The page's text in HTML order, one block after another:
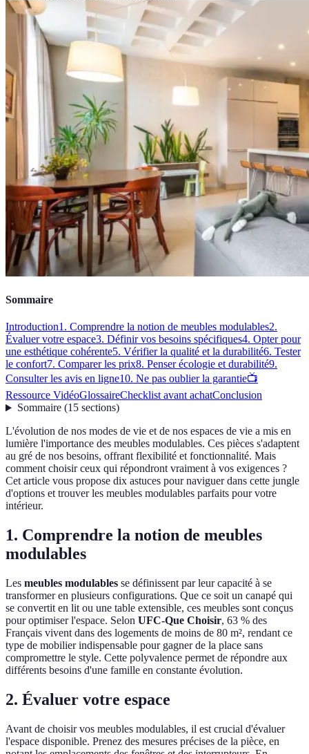
Sommaire
Introduction1. Comprendre la notion de meubles modulables2.
Évaluer votre espace3. Définir vos besoins spécifiques4. Opter pour
une esthétique cohérente5. Vérifier la qualité et la durabilité6. Tester
le confort7. Comparer les prix8. Penser écologie et durabilité9.
Consulter les avis en ligne10. Ne pas oublier la garantie📺
Ressource VidéoGlossaireChecklist avant achatConclusion
Sommaire(15 sections)
L'évolution de nos modes de vie et de nos espaces de vie a mis en
lumière l'importance des meubles modulables. Ces pièces s'adaptent
au gré de nos besoins, offrant flexibilité et fonctionnalité. Mais
comment choisir ceux qui répondront vraiment à vos exigences ?
Cet article vous propose dix astuces pour naviguer dans cette jungle
d'options et trouver les meubles modulables parfaits pour votre
intérieur.
1. Comprendre la notion de meubles
modulables
Les meubles modulables se définissent par leur capacité à se
transformer en plusieurs configurations. Que ce soit un canapé qui
se convertit en lit ou une table extensible, ces meubles sont conçus
pour optimiser l'espace. Selon UFC-Que Choisir, 63 % des
Français vivent dans des logements de moins de 80 m², rendant ce
type de mobilier indispensable pour gagner de la place sans
compromettre le style. Cette polyvalence permet de répondre aux
différents besoins d'une famille en constante évolution.
2. Évaluer votre espace
Avant de choisir vos meubles modulables, il est crucial d'évaluer
l'espace disponible. Prenez des mesures précises de la pièce, en